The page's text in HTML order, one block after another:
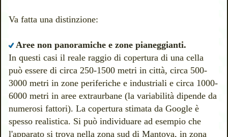
Va fatta una distinzione:
Aree non panoramiche e zone pianeggianti.
In questi casi il reale raggio di copertura di una cella
può essere di circa 250-1500 metri in città, circa 500-
3000 metri in zone periferiche e industriali e circa 1000-
6000 metri in aree extraurbane (la variabilità dipende da
numerosi fattori). La copertura stimata da Google è
spesso realistica. Si può individuare ad esempio che
l'apparato si trova nella zona sud di Mantova, in zona